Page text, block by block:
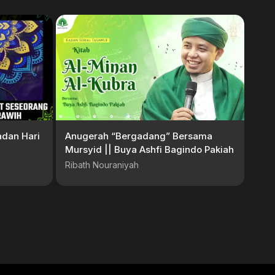
Hari
Anugerah “Bergadang” Bersama
Mursyid || Buya Ashfi Bagindo Pakiah
Ribath Nouraniyah